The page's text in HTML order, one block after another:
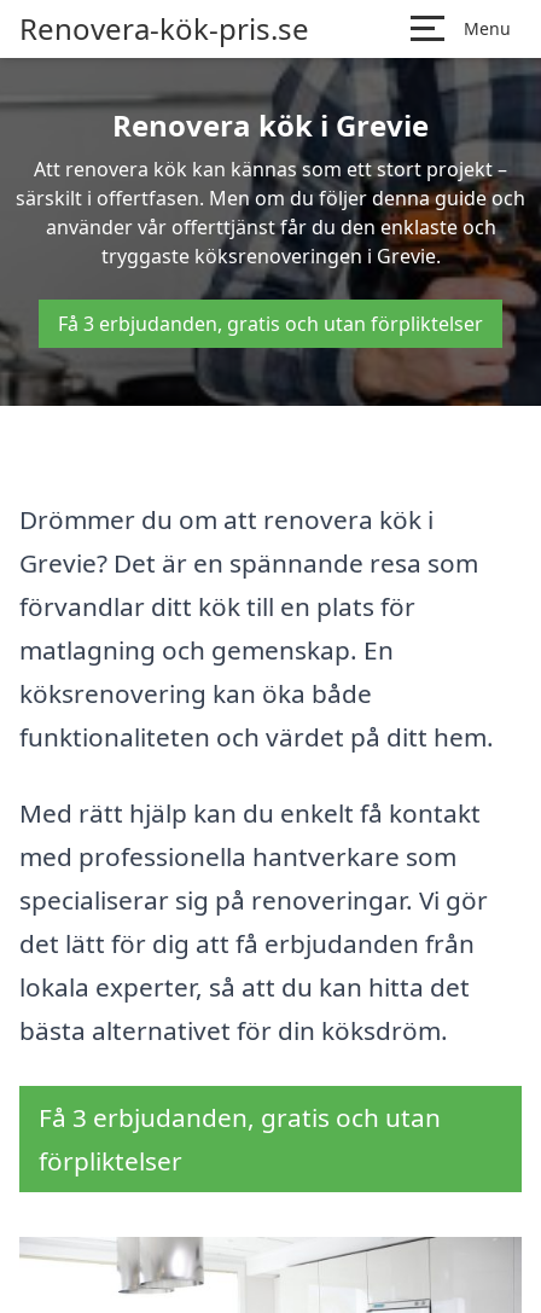
Renovera-kök-pris.se Menu
Renovera kök i Grevie
Att renovera kök kan kännas som ett stort projekt –
särskilt i offertfasen. Men om du följer denna guide och
använder vår offerttjänst får du den enklaste och
tryggaste köksrenoveringen i Grevie.
Få 3 erbjudanden, gratis och utan förpliktelser
Drömmer du om att renovera kök i
Grevie? Det är en spännande resa som
förvandlar ditt kök till en plats för
matlagning och gemenskap. En
köksrenovering kan öka både
funktionaliteten och värdet på ditt hem.
Med rätt hjälp kan du enkelt få kontakt
med professionella hantverkare som
specialiserar sig på renoveringar. Vi gör
det lätt för dig att få erbjudanden från
lokala experter, så att du kan hitta det
bästa alternativet för din köksdröm.
Få 3 erbjudanden, gratis och utan
förpliktelser